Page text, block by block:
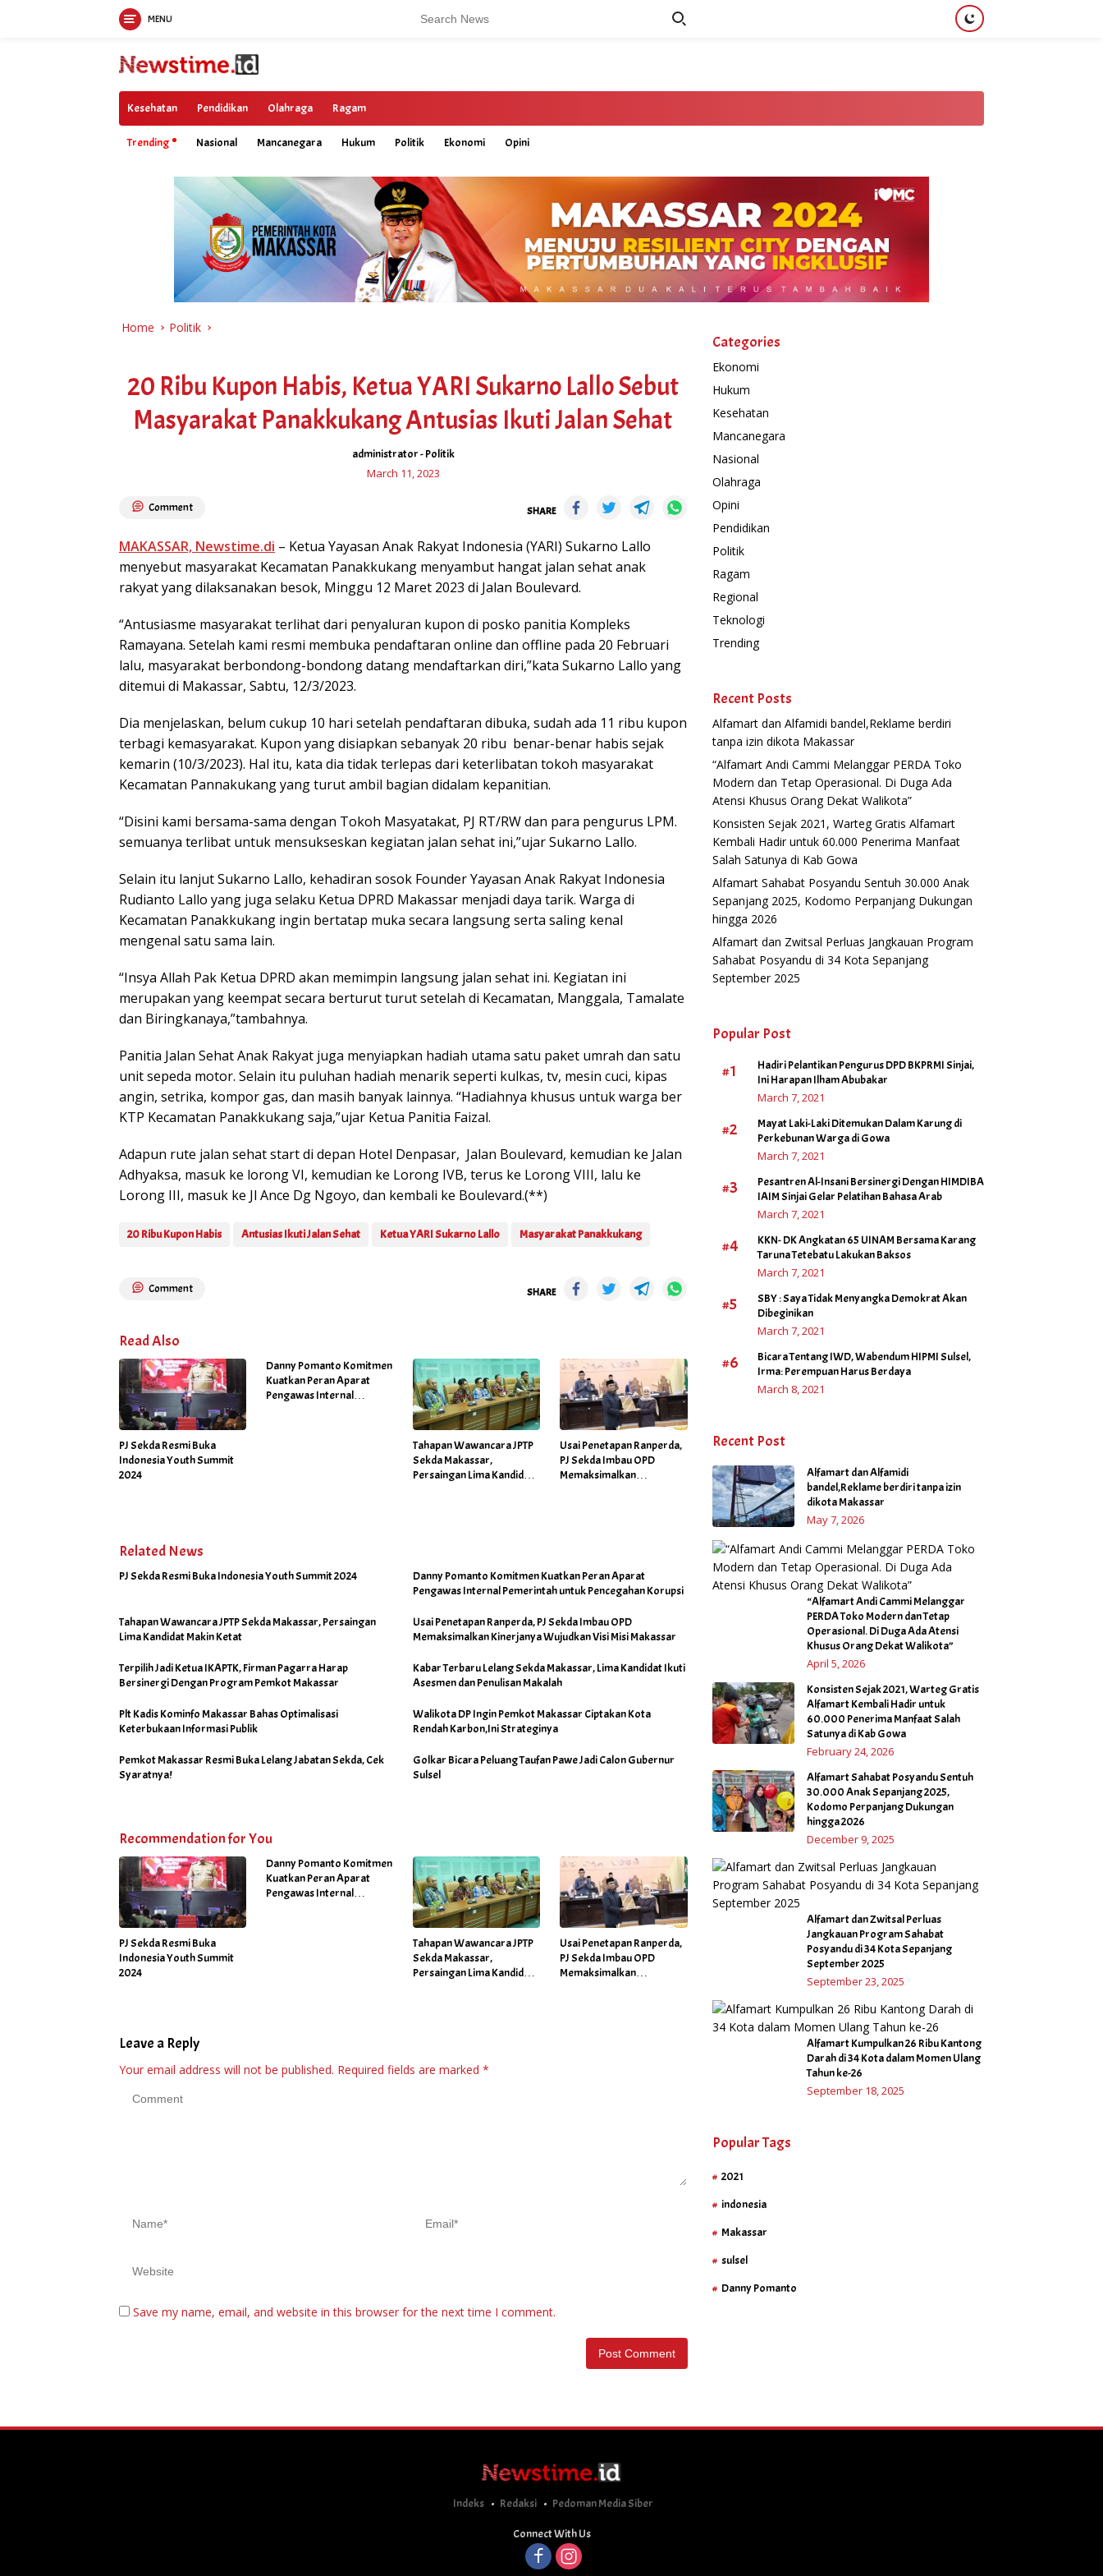
MENU
Kesehatan Pendidikan Olahraga Ragam
Trending Nasional Mancanegara Hukum Politik Ekonomi Opini
Home Politik
20 Ribu Kupon Habis, Ketua YARI Sukarno Lallo Sebut
Masyarakat Panakkukang Antusias Ikuti Jalan Sehat
administrator-Politik
March 11, 2023
Comment SHARE
MAKASSAR, Newstime.di – Ketua Yayasan Anak Rakyat Indonesia (YARI) Sukarno Lallo
menyebut masyarakat Kecamatan Panakkukang menyambut hangat jalan sehat anak
rakyat yang dilaksanakan besok, Minggu 12 Maret 2023 di Jalan Boulevard.
“Antusiasme masyarakat terlihat dari penyaluran kupon di posko panitia Kompleks
Ramayana. Setelah kami resmi membuka pendaftaran online dan offline pada 20 Februari
lalu, masyarakat berbondong-bondong datang mendaftarkan diri,”kata Sukarno Lallo yang
ditemui di Makassar, Sabtu, 12/3/2023.
Dia menjelaskan, belum cukup 10 hari setelah pendaftaran dibuka, sudah ada 11 ribu kupon
terbagi kemasyarakat. Kupon yang disiapkan sebanyak 20 ribu benar-benar habis sejak
kemarin (10/3/2023). Hal itu, kata dia tidak terlepas dari keterlibatan tokoh masyarakat
Kecamatan Pannakukang yang turut ambil bagian didalam kepanitian.
“Disini kami bersama-sama dengan Tokoh Masyatakat, PJ RT/RW dan para pengurus LPM.
semuanya terlibat untuk mensukseskan kegiatan jalan sehat ini,”ujar Sukarno Lallo.
Selain itu lanjut Sukarno Lallo, kehadiran sosok Founder Yayasan Anak Rakyat Indonesia
Rudianto Lallo yang juga selaku Ketua DPRD Makassar menjadi daya tarik. Warga di
Kecamatan Panakkukang ingin bertatap muka secara langsung serta saling kenal
mengenal satu sama lain.
“Insya Allah Pak Ketua DPRD akan memimpin langsung jalan sehat ini. Kegiatan ini
merupakan yang keempat secara berturut turut setelah di Kecamatan, Manggala, Tamalate
dan Biringkanaya,”tambahnya.
Panitia Jalan Sehat Anak Rakyat juga menyiapkan hadiah utama satu paket umrah dan satu
unit sepeda motor. Selain itu puluhan hadiah menarik seperti kulkas, tv, mesin cuci, kipas
angin, setrika, kompor gas, dan masih banyak lainnya. “Hadiahnya khusus untuk warga ber
KTP Kecamatan Panakkukang saja,”ujar Ketua Panitia Faizal.
Adapun rute jalan sehat start di depan Hotel Denpasar, Jalan Boulevard, kemudian ke Jalan
Adhyaksa, masuk ke lorong VI, kemudian ke Lorong IVB, terus ke Lorong VIII, lalu ke
Lorong III, masuk ke Jl Ance Dg Ngoyo, dan kembali ke Boulevard.(**)
20 Ribu Kupon Habis Antusias Ikuti Jalan Sehat Ketua YARI Sukarno Lallo Masyarakat Panakkukang
Comment SHARE
Read Also
PJ Sekda Resmi Buka
Indonesia Youth Summit
2024
Danny Pomanto Komitmen
Kuatkan Peran Aparat
Pengawas Internal
Tahapan Wawancara JPTP
Sekda Makassar,
Persaingan Lima Kandidat
Usai Penetapan Ranperda,
PJ Sekda Imbau OPD
Memaksimalkan
Related News
PJ Sekda Resmi Buka Indonesia Youth Summit 2024
Danny Pomanto Komitmen Kuatkan Peran Aparat
Pengawas Internal Pemerintah untuk Pencegahan Korupsi
Tahapan Wawancara JPTP Sekda Makassar, Persaingan
Lima Kandidat Makin Ketat
Usai Penetapan Ranperda, PJ Sekda Imbau OPD
Memaksimalkan Kinerjanya Wujudkan Visi Misi Makassar
Terpilih Jadi Ketua IKAPTK, Firman Pagarra Harap
Bersinergi Dengan Program Pemkot Makassar
Kabar Terbaru Lelang Sekda Makassar, Lima Kandidat Ikuti
Asesmen dan Penulisan Makalah
Plt Kadis Kominfo Makassar Bahas Optimalisasi
Keterbukaan Informasi Publik
Walikota DP Ingin Pemkot Makassar Ciptakan Kota
Rendah Karbon,Ini Strateginya
Pemkot Makassar Resmi Buka Lelang Jabatan Sekda, Cek
Syaratnya!
Golkar Bicara Peluang Taufan Pawe Jadi Calon Gubernur
Sulsel
Recommendation for You
PJ Sekda Resmi Buka
Indonesia Youth Summit
2024
Danny Pomanto Komitmen
Kuatkan Peran Aparat
Pengawas Internal
Tahapan Wawancara JPTP
Sekda Makassar,
Persaingan Lima Kandidat
Usai Penetapan Ranperda,
PJ Sekda Imbau OPD
Memaksimalkan
Leave a Reply
Your email address will not be published. Required fields are marked *
Save my name, email, and website in this browser for the next time I comment.
Categories
Ekonomi
Hukum
Kesehatan
Mancanegara
Nasional
Olahraga
Opini
Pendidikan
Politik
Ragam
Regional
Teknologi
Trending
Recent Posts
Alfamart dan Alfamidi bandel,Reklame berdiri
tanpa izin dikota Makassar
“Alfamart Andi Cammi Melanggar PERDA Toko
Modern dan Tetap Operasional. Di Duga Ada
Atensi Khusus Orang Dekat Walikota”
Konsisten Sejak 2021, Warteg Gratis Alfamart
Kembali Hadir untuk 60.000 Penerima Manfaat
Salah Satunya di Kab Gowa
Alfamart Sahabat Posyandu Sentuh 30.000 Anak
Sepanjang 2025, Kodomo Perpanjang Dukungan
hingga 2026
Alfamart dan Zwitsal Perluas Jangkauan Program
Sahabat Posyandu di 34 Kota Sepanjang
September 2025
Popular Post
#1
Hadiri Pelantikan Pengurus DPD BKPRMI Sinjai,
Ini Harapan Ilham Abubakar
March 7, 2021
#2
Mayat Laki-Laki Ditemukan Dalam Karung di
Perkebunan Warga di Gowa
March 7, 2021
#3
Pesantren Al-Insani Bersinergi Dengan HIMDIBA
IAIM Sinjai Gelar Pelatihan Bahasa Arab
March 7, 2021
#4
KKN- DK Angkatan 65 UINAM Bersama Karang
Taruna Tetebatu Lakukan Baksos
March 7, 2021
#5
SBY : Saya Tidak Menyangka Demokrat Akan
Dibeginikan
March 7, 2021
#6
Bicara Tentang IWD, Wabendum HIPMI Sulsel,
Irma: Perempuan Harus Berdaya
March 8, 2021
Recent Post
Alfamart dan Alfamidi
bandel,Reklame berdiri tanpa izin
dikota Makassar
May 7, 2026
“Alfamart Andi Cammi Melanggar
PERDA Toko Modern dan Tetap
Operasional. Di Duga Ada Atensi
Khusus Orang Dekat Walikota”
April 5, 2026
Konsisten Sejak 2021, Warteg Gratis
Alfamart Kembali Hadir untuk
60.000 Penerima Manfaat Salah
Satunya di Kab Gowa
February 24, 2026
Alfamart Sahabat Posyandu Sentuh
30.000 Anak Sepanjang 2025,
Kodomo Perpanjang Dukungan
hingga 2026
December 9, 2025
Alfamart dan Zwitsal Perluas
Jangkauan Program Sahabat
Posyandu di 34 Kota Sepanjang
September 2025
September 23, 2025
Alfamart Kumpulkan 26 Ribu Kantong
Darah di 34 Kota dalam Momen Ulang
Tahun ke-26
September 18, 2025
Popular Tags
2021
indonesia
Makassar
sulsel
Danny Pomanto
Indeks Redaksi Pedoman Media Siber
Connect With Us